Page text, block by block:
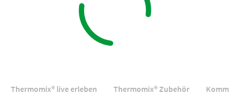
Thermomix® live erleben Thermomix® Zubehör